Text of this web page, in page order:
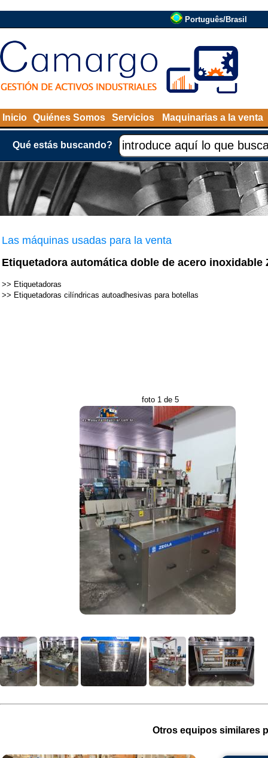
Português/Brasil
Inicio Quiénes Somos Servicios Maquinarias a la venta
Qué estás buscando?
Las máquinas usadas para la venta
Etiquetadora automática doble de acero inoxidable
>> Etiquetadoras
>> Etiquetadoras cilíndricas autoadhesivas para botellas
foto 1 de 5
Otros equipos similares